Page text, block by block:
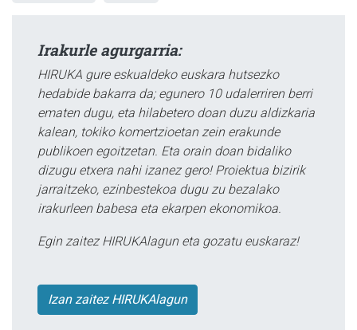
Irakurle agurgarria:
HIRUKA gure eskualdeko euskara hutsezko
hedabide bakarra da; egunero 10 udalerriren berri
ematen dugu, eta hilabetero doan duzu aldizkaria
kalean, tokiko komertzioetan zein erakunde
publikoen egoitzetan. Eta orain doan bidaliko
dizugu etxera nahi izanez gero! Proiektua bizirik
jarraitzeko, ezinbestekoa dugu zu bezalako
irakurleen babesa eta ekarpen ekonomikoa.
Egin zaitez HIRUKAlagun eta gozatu euskaraz!
Izan zaitez HIRUKAlagun